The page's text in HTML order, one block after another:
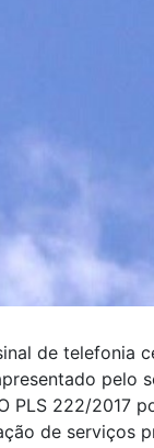
de telefonia
pelo
PLS 222/2017
de serviços